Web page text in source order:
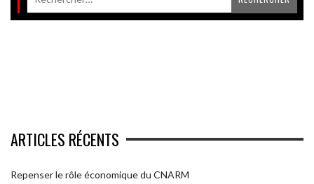
ARTICLES RÉCENTS
Repenser le rôle économique du CNARM